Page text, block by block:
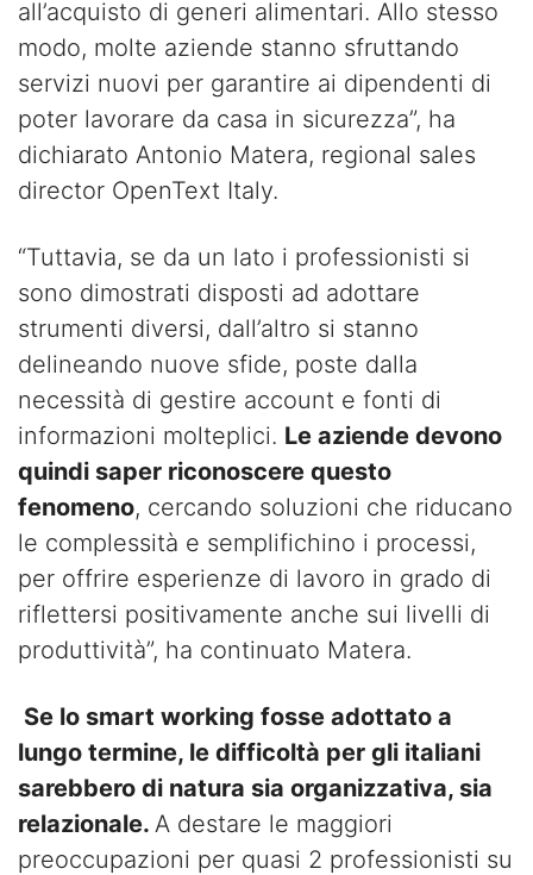
all’acquisto di generi alimentari. Allo stesso
modo, molte aziende stanno sfruttando
servizi nuovi per garantire ai dipendenti di
poter lavorare da casa in sicurezza”, ha
dichiarato Antonio Matera, regional sales
director OpenText Italy.
“Tuttavia, se da un lato i professionisti si
sono dimostrati disposti ad adottare
strumenti diversi, dall’altro si stanno
delineando nuove sfide, poste dalla
necessità di gestire account e fonti di
informazioni molteplici. Le aziende devono
quindi saper riconoscere questo
fenomeno, cercando soluzioni che riducano
le complessità e semplifichino i processi,
per offrire esperienze di lavoro in grado di
riflettersi positivamente anche sui livelli di
produttività”, ha continuato Matera.
Se lo smart working fosse adottato a
lungo termine, le difficoltà per gli italiani
sarebbero di natura sia organizzativa, sia
relazionale. A destare le maggiori
preoccupazioni per quasi 2 professionisti su